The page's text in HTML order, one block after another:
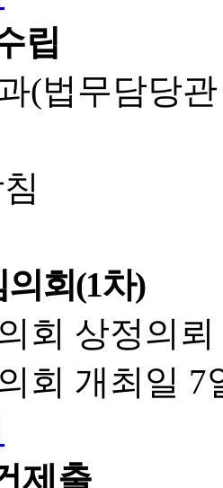
립
(법무담당
회(1차)
회 상정의
회 개최일 7
제출